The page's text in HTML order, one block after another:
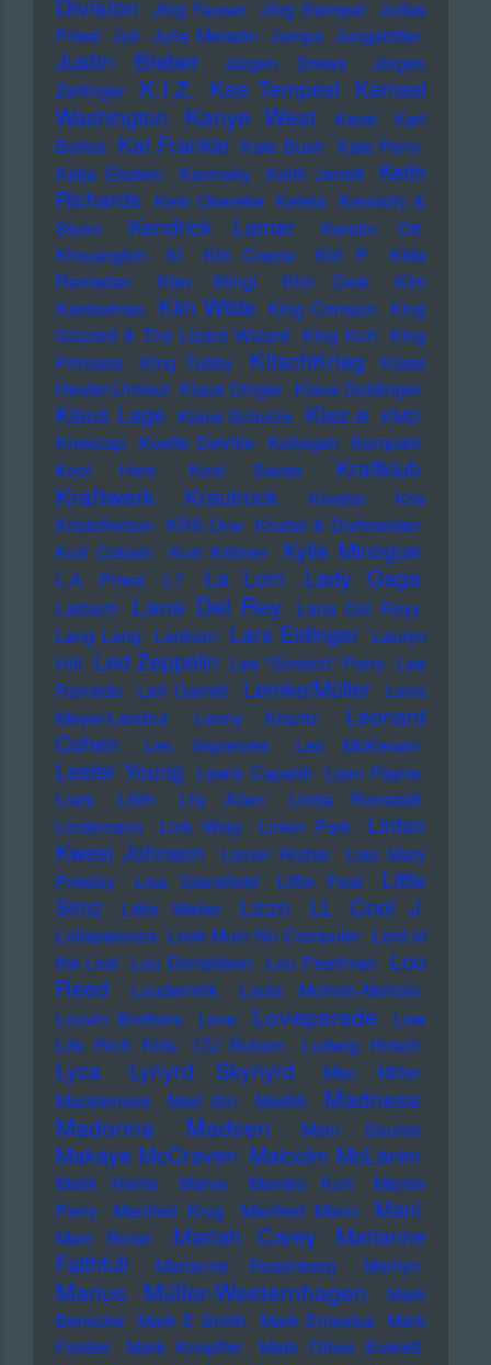
Division Jörg Fauser Jörg Stempel Judas
Priest Juli Julia Meladin Jumpa Jungstötter
Justin Bieber Jürgen Drews
Jürgen
Zeltinger
K.I.Z. Kae Tempest Kamasi
Washington
Kanye West Karat
Karl
Bartos Kat Frankie Kate Bush Kate Perry
Katja Ebstein
Kavinsky Keith Jarrett
Keith
Richards Kele Okereke Kelela Kemistry &
Storm
Kendrick Lamar
Kerstin Ott
Khruangbin
KI KId Creole KId P.
KIda
Ramadan
KIev Stingl KIm Deal
KIm
Kardashian KIm Wilde KIng Crimson KIng
Gizzard & The Lizard Wizard KIng Kurt KIng
Princess
KIng Tubby KItschKrieg
Klaas
Heufer-Umlauf Klaus Dinger Klaus Doldinger
Klaus Lage Klaus Schulze Klez.e KMD
Kneecap Koefte DeVille Kollegah Kompakt
Kool Herc
Kool Savas Kraftklub
Kraftwerk Krautrock Kreator
Kris
Kristofferson KRS-One Kruder & Dorfmeister
Kurt Cobain
Kurt Krömer Kylie Minogue
L.A. Priest L7 La Lom Lady Gaga
Laibach Lana Del Rey
Lana Del Reyy
Lang Lang Lankum Lars Eidinger Lauryn
Hill Led Zeppelin Lee "Scratch" Perry Lee
Ranaldo
Leif Garrett Lemke/Müller
Lena
Meyer-Landrut
Lenny Kravitz
Leonard
Cohen
Les Impremes Les McKeown
Lester Young Lewis Capaldi Liam Payne
Liars
Lilith Lily Allen
Linda Ronstadt
Lindemann
Link Wray Linkin Park
Linton
Kwesi Johnson
Lionel Richie
Lisa Mary
Presley
Lisa Stansfield Little Feat
Little
Simz
Little Walter Lizzo LL Cool J
Lollapalooza Look Mum No Computer Lord of
the Lost Lou Donaldson Lou Pearlman Lou
Reed
Loudermilk
Louis Moholo-Moholo
Louvin Brothers
Love Loveparade
Low
Life Rich Kids
LTJ Bukem Ludwig Hirsch
Lyca Lynyrd Skynyrd
Mac Miller
Macklemore
Mad Sin Madlib
Madness
Madonna
Madsen Main Source
Makaya McCraven Malcolm McLaren
Malik Harris Malva Mambo Kurt
Mamie
Perry
Manfred Krug Manfred Mann Mani
Marc Bolan Mariah Carey
Marianne
Faithfull
Marianne Rosenberg Marilyn
Marius Müller-Westernhagen
Mark
Benecke Mark E Smith Mark Ernestus Mark
Forster
Mark Knopfler
Mark Oliver Everett